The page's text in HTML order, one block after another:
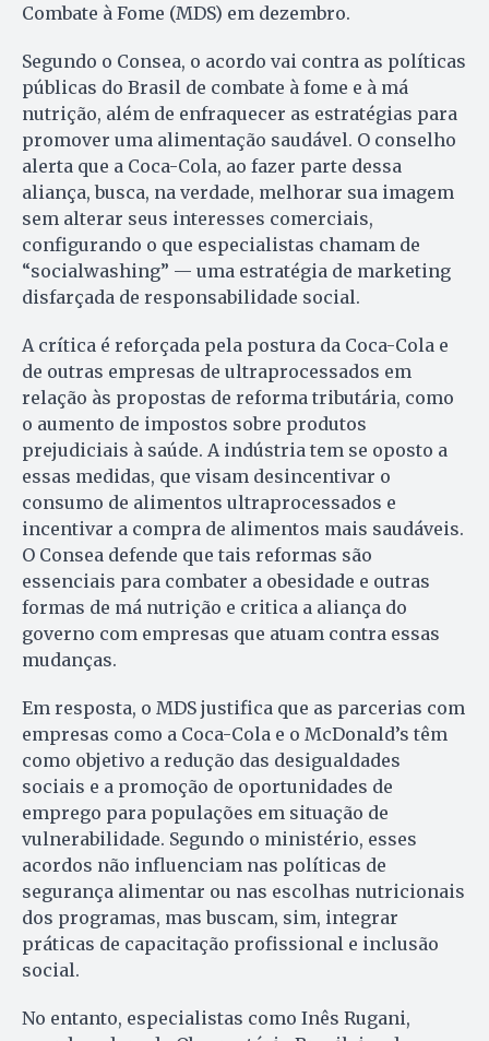
Combate à Fome (MDS) em dezembro.
Segundo o Consea, o acordo vai contra as políticas
públicas do Brasil de combate à fome e à má
nutrição, além de enfraquecer as estratégias para
promover uma alimentação saudável. O conselho
alerta que a Coca-Cola, ao fazer parte dessa
aliança, busca, na verdade, melhorar sua imagem
sem alterar seus interesses comerciais,
configurando o que especialistas chamam de
“socialwashing” — uma estratégia de marketing
disfarçada de responsabilidade social.
A crítica é reforçada pela postura da Coca-Cola e
de outras empresas de ultraprocessados em
relação às propostas de reforma tributária, como
o aumento de impostos sobre produtos
prejudiciais à saúde. A indústria tem se oposto a
essas medidas, que visam desincentivar o
consumo de alimentos ultraprocessados e
incentivar a compra de alimentos mais saudáveis.
O Consea defende que tais reformas são
essenciais para combater a obesidade e outras
formas de má nutrição e critica a aliança do
governo com empresas que atuam contra essas
mudanças.
Em resposta, o MDS justifica que as parcerias com
empresas como a Coca-Cola e o McDonald’s têm
como objetivo a redução das desigualdades
sociais e a promoção de oportunidades de
emprego para populações em situação de
vulnerabilidade. Segundo o ministério, esses
acordos não influenciam nas políticas de
segurança alimentar ou nas escolhas nutricionais
dos programas, mas buscam, sim, integrar
práticas de capacitação profissional e inclusão
social.
No entanto, especialistas como Inês Rugani,